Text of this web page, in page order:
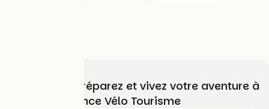
Choisissez, préparez et vivez votre aventure à
vélo avec France Vélo Tourisme